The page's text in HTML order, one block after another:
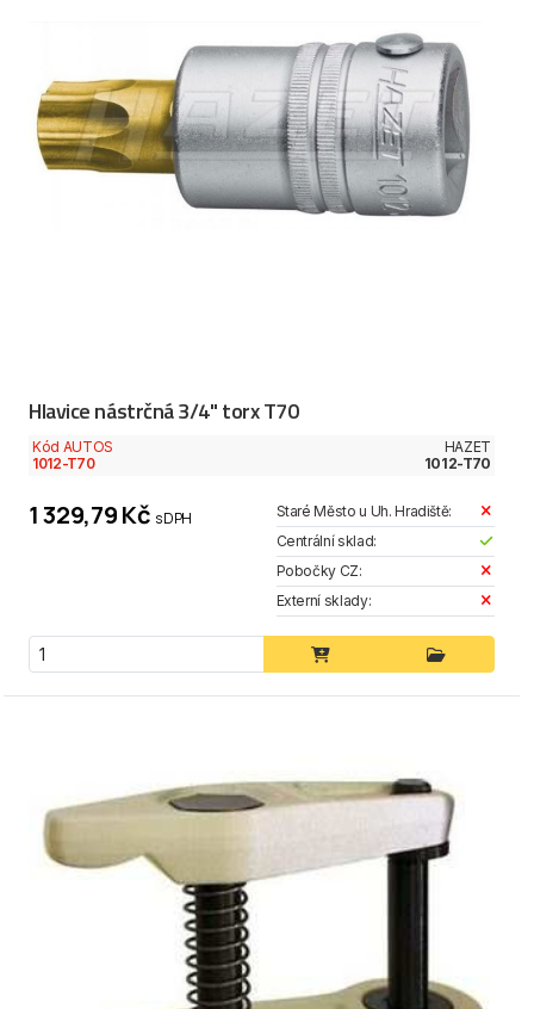
Hlavice nástrčná 3/4" torx T70
Kód AUTOS
1012-T70
HAZET
1012-T70
1 329,79 Kč s DPH
Staré Město u Uh. Hradiště:
Centrální sklad:
Pobočky CZ:
Externí sklady: